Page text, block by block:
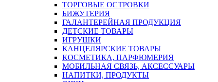
ТОРГОВЫЕ ОСТРОВКИ
БИЖУТЕРИЯ
ГАЛАНТЕРЕЙНАЯ ПРОДУКЦИЯ
ДЕТСКИЕ ТОВАРЫ
ИГРУШКИ
КАНЦЕЛЯРСКИЕ ТОВАРЫ
КОСМЕТИКА, ПАРФЮМЕРИЯ
МОБИЛЬНАЯ СВЯЗЬ, АКСЕССУАРЫ
НАПИТКИ, ПРОДУКТЫ